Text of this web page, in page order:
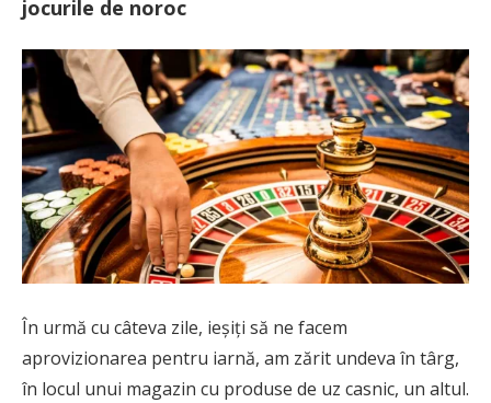
jocurile de noroc
În urmă cu câteva zile, ieșiți să ne facem
aprovizionarea pentru iarnă, am zărit undeva în târg,
în locul unui magazin cu produse de uz casnic, un altul.